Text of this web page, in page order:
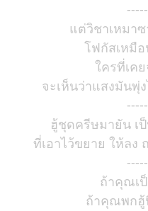
แต่วิชาเหมา
โฟกัสเหมื
ใครที่เค
จะเห็นว่าแสงมันพุ่
ฮู้ชุดครีษมายัน เ
ที่เอาไว้ขยาย ให้ล
ถ้าคุณเ
ถ้าคุณพกฮู้